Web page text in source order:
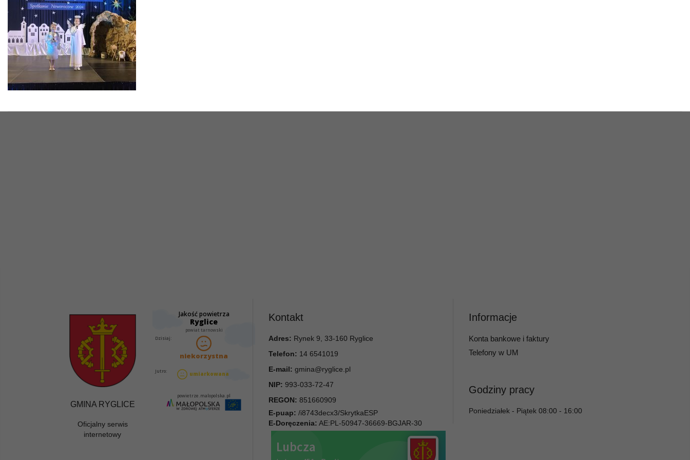
GMINA RYGLICE
Oficjalny serwis
internetowy
Kontakt
Adres: Rynek 9, 33-160 Ryglice
Telefon: 14 6541019
E-mail: gmina@ryglice.pl
NIP: 993-033-72-47
REGON: 851660909
E-puap: /i8743decx3/SkrytkaESP
E-Doręczenia: AE:PL-50947-36669-BGJAR-30
Informacje
Konta bankowe i faktury
Telefony w UM
Godziny pracy
Poniedziałek - Piątek 08:00 - 16:00